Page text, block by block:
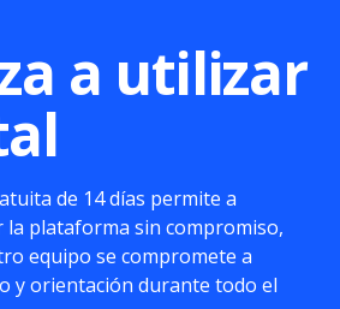
a utilizar
de 14 días permite a
la plataforma sin compromiso,
equipo se compromete a
y orientación durante todo el